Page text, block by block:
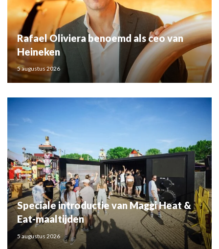
Rafael Oliviera benoemd als ceo van
Heineken
5 augustus 2026
Speciale introductie van Maggi Heat &
Eat-maaltijden
5 augustus 2026